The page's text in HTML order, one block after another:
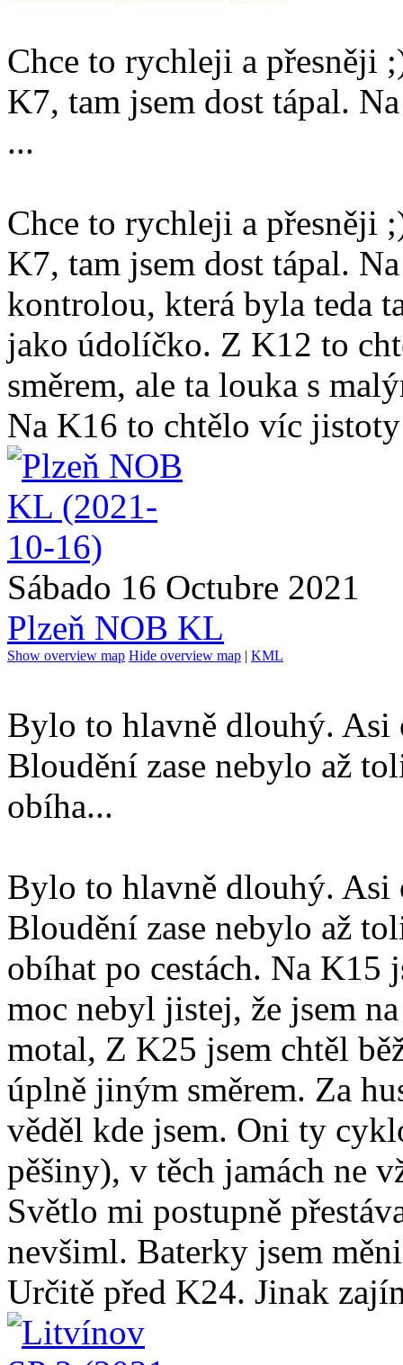
Chce to rychleji a přesněji
K7, tam jsem dost tápal.
...
Chce to rychleji a přesněji
K7, tam jsem dost tápal.
kontrolou, která byla teda
jako údolíčko. Z K12 to
směrem, ale ta louka s
Na K16 to chtělo víc
Sábado 16 Octubre 2021
Plzeň NOB KL
Show overview map Hide overview map | KML
Bylo to hlavně dlouhý. Asi
Bloudění zase nebylo až
obíha...
Bylo to hlavně dlouhý. Asi
Bloudění zase nebylo až
obíhat po cestách. Na K15
moc nebyl jistej, že jsem
motal, Z K25 jsem chtěl
úplně jiným směrem. Za
věděl kde jsem. Oni ty
pěšiny), v těch jamách ne
Světlo mi postupně
nevšiml. Baterky jsem
Určitě před K24. Jinak